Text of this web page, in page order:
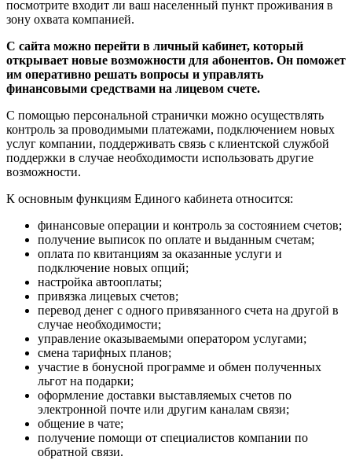
посмотрите входит ли ваш населенный пункт проживания в
зону охвата компанией.
С сайта можно перейти в личный кабинет, который
открывает новые возможности для абонентов. Он поможет
им оперативно решать вопросы и управлять
финансовыми средствами на лицевом счете.
С помощью персональной странички можно осуществлять
контроль за проводимыми платежами, подключением новых
услуг компании, поддерживать связь с клиентской службой
поддержки в случае необходимости использовать другие
возможности.
К основным функциям Единого кабинета относится:
финансовые операции и контроль за состоянием счетов;
получение выписок по оплате и выданным счетам;
оплата по квитанциям за оказанные услуги и
подключение новых опций;
настройка автооплаты;
привязка лицевых счетов;
перевод денег с одного привязанного счета на другой в
случае необходимости;
управление оказываемыми оператором услугами;
смена тарифных планов;
участие в бонусной программе и обмен полученных
льгот на подарки;
оформление доставки выставляемых счетов по
электронной почте или другим каналам связи;
общение в чате;
получение помощи от специалистов компании по
обратной связи.